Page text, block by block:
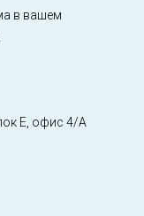
в вашем
Е, офис 4/А